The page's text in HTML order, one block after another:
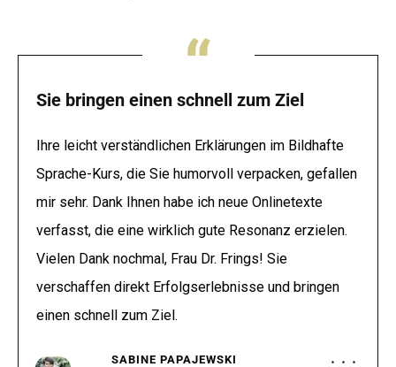
“
Sie bringen einen schnell zum Ziel
Ihre leicht verständlichen Erklärungen im Bildhafte
Sprache-Kurs, die Sie humorvoll verpacken, gefallen
mir sehr. Dank Ihnen habe ich neue Onlinetexte
verfasst, die eine wirklich gute Resonanz erzielen.
Vielen Dank nochmal, Frau Dr. Frings! Sie
verschaffen direkt Erfolgserlebnisse und bringen
einen schnell zum Ziel.
SABINE PAPAJEWSKI